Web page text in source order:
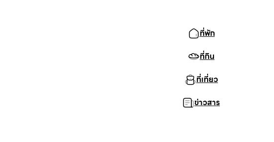
ที่พัก
ที่กิน
ที่เที่ยว
ข่าวสาร